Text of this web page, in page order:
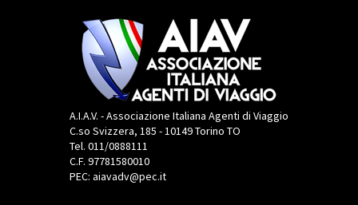
A.I.A.V. - Associazione Italiana Agenti di Viaggio
C.so Svizzera, 185 - 10149 Torino TO
Tel. 011/0888111
C.F. 97781580010
PEC: aiavadv@pec.it